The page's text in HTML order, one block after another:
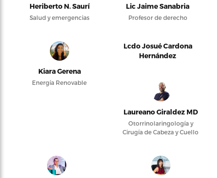
Heriberto N. Saurí
Salud y emergencias
Lic Jaime Sanabria
Profesor de derecho
Kiara Gerena
Energía Renovable
Lcdo Josué Cardona
Hernández
Laureano Giraldez MD
Otorrinolaringología y
Cirugía de Cabeza y Cuello